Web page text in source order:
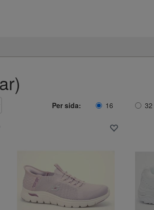
Per sida: 16 32